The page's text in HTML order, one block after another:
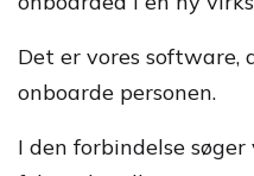
Det er vores
onboarde personen.
I den forbindelse